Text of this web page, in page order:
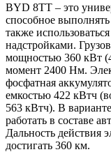
BYD 8TT – это
способное
также
надстройками.
мощностью 360 кВт
момент 2400 Нм.
фосфатная
емкостью 422 кВтч
563 кВтч). В
работать в составе
Дальность действия
достигать 360 км.